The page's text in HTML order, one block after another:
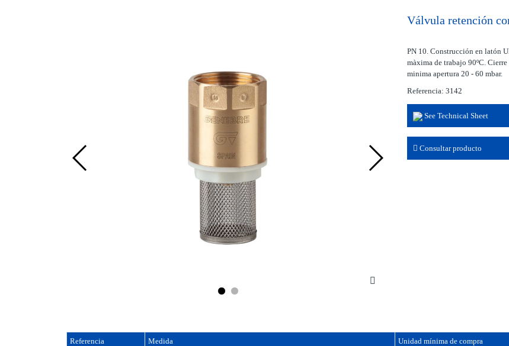
Válvula retención
PN 10. Construcción en latón
màxima de trabajo 90ºC.
minima apertura 20 - 60 mbar.
Referencia: 3142
See Technical Sheet
Consultar producto
Referencia Medida Unidad mínima de compra